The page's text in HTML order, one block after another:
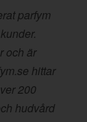
parfym
och är
hittar
200
hudvård